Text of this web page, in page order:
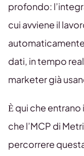
profondo:
cui avviene il
dati, in tempo
marketer già
È qui che
che l’MCP di
percorrere